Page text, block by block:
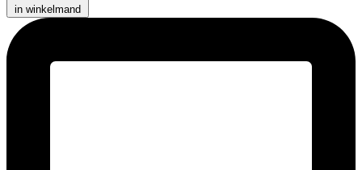
in winkelmand